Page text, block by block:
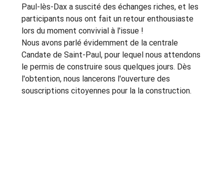
Paul-lès-Dax a suscité des échanges riches, et les
participants nous ont fait un retour enthousiaste
lors du moment convivial à l'issue !
Nous avons parlé évidemment de la centrale
Candate de Saint-Paul, pour lequel nous attendons
le permis de construire sous quelques jours. Dès
l'obtention, nous lancerons l'ouverture des
souscriptions citoyennes pour la la construction.